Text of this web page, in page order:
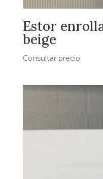
Estor
beige
Consultar precio